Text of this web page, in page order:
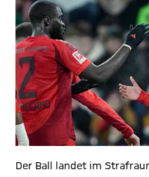
Der Ball landet im